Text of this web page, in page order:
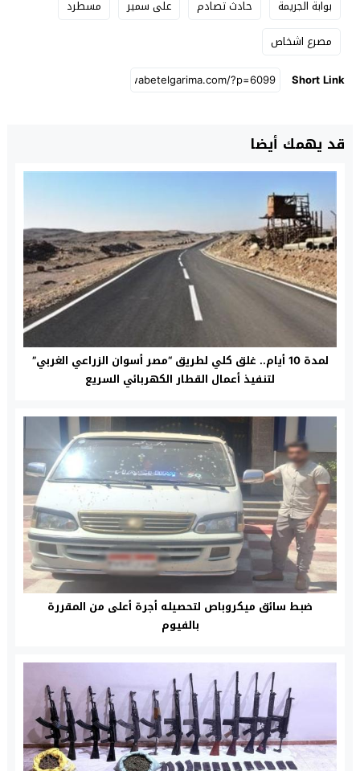
بوابة الجريمة حادث تصادم على سمير
مسطرد
مصرع اشخاص
Short Link
قد يهمك أيضا
لمدة 10 أيام.. غلق كلي لطريق “مصر أسوان الزراعي الغربي”
لتنفيذ أعمال القطار الكهربائي السريع
ضبط سائق ميكروباص لتحصيله أجرة أعلى من المقررة
بالفيوم